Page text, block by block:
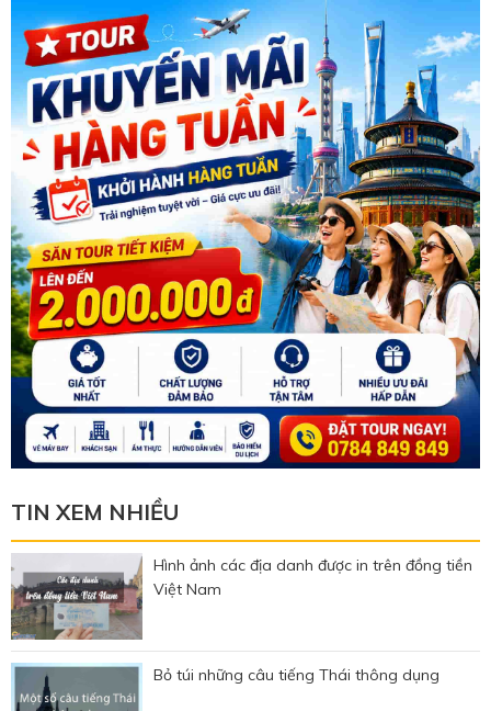
TIN XEM NHIỀU
Hình ảnh các địa danh được in trên đồng tiền
Việt Nam
Bỏ túi những câu tiếng Thái thông dụng